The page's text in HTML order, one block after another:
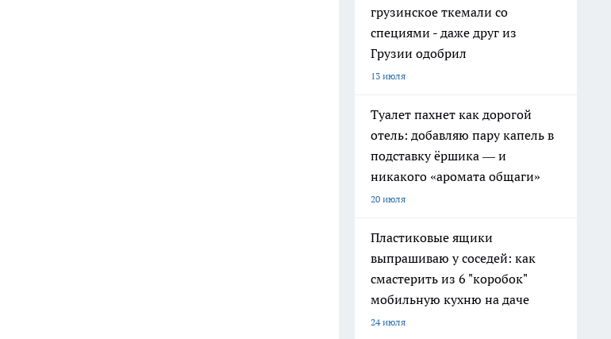
грузинское ткемали со
специями - даже друг из
Грузии одобрил
13 июля
Туалет пахнет как дорогой
отель: добавляю пару капель в
подставку ёршика — и
никакого «аромата общаги»
20 июля
Пластиковые ящики
выпрашиваю у соседей: как
смастерить из 6 "коробок"
мобильную кухню на даче
24 июля